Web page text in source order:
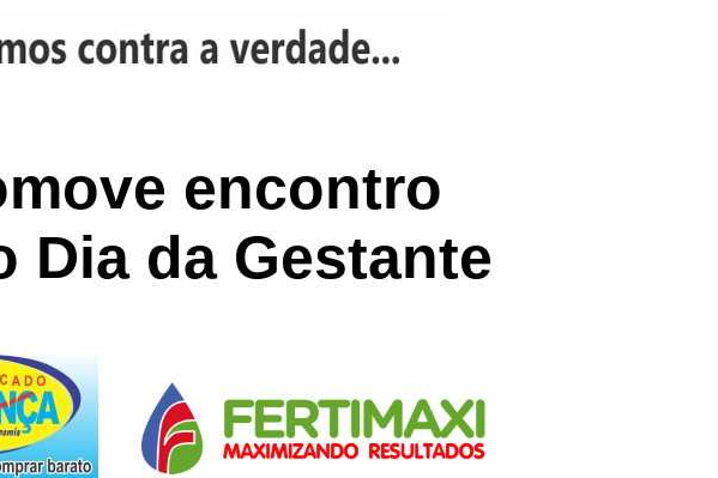
encontro
Dia da Gestante